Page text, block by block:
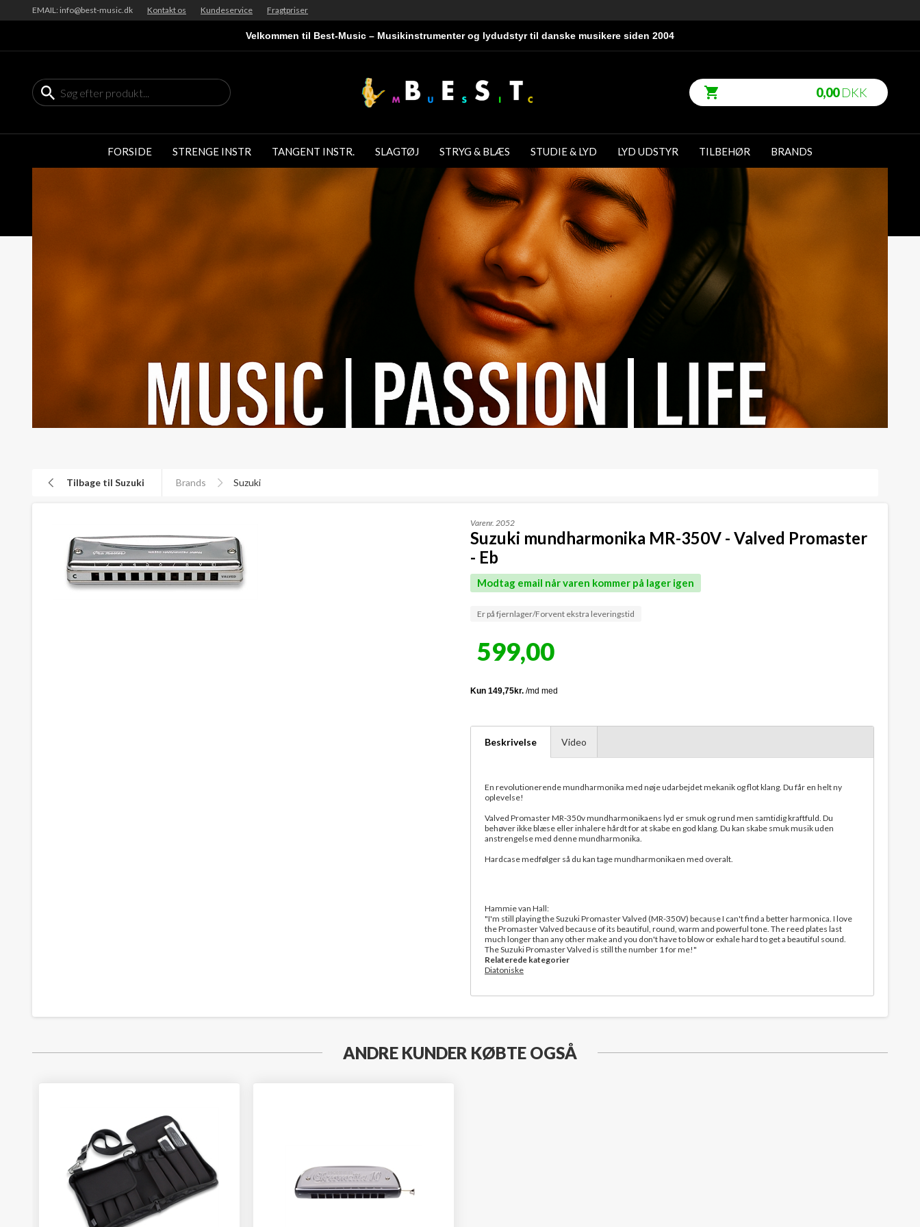
EMAIL: info@best-music.dk Kontakt os Kundeservice Fragtpriser
Velkommen til Best-Music – Musikinstrumenter og lydudstyr til danske musikere siden 2004
0,00DKK
FORSIDE STRENGE INSTR TANGENT INSTR. SLAGTØJ STRYG & BLÆS STUDIE & LYD LYD UDSTYR TILBEHØR BRANDS
Tilbage til Suzuki Brands Suzuki
Varenr. 2052
Suzuki mundharmonika MR-350V - Valved Promaster
- Eb
Modtag email når varen kommer på lager igen
Er på fjernlager/Forvent ekstra leveringstid
599,00
Beskrivelse Video
En revolutionerende mundharmonika med nøje udarbejdet mekanik og flot klang. Du får en helt ny
oplevelse!
Valved Promaster MR-350v mundharmonikaens lyd er smuk og rund men samtidig kraftfuld. Du
behøver ikke blæse eller inhalere hårdt for at skabe en god klang. Du kan skabe smuk musik uden
anstrengelse med denne mundharmonika.
Hardcase medfølger så du kan tage mundharmonikaen med overalt.
Hammie van Hall:
"I'm still playing the Suzuki Promaster Valved (MR-350V) because I can't find a better harmonica. I love
the Promaster Valved because of its beautiful, round, warm and powerful tone. The reed plates last
much longer than any other make and you don't have to blow or exhale hard to get a beautiful sound.
The Suzuki Promaster Valved is still the number 1 for me!"
Relaterede kategorier
Diatoniske
ANDRE KUNDER KØBTE OGSÅ